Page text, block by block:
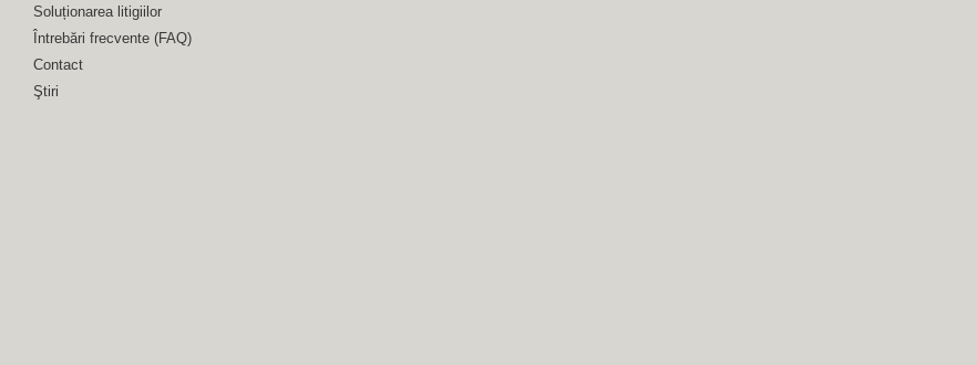
Soluționarea litigiilor
Întrebări frecvente (FAQ)
Contact
Ştiri